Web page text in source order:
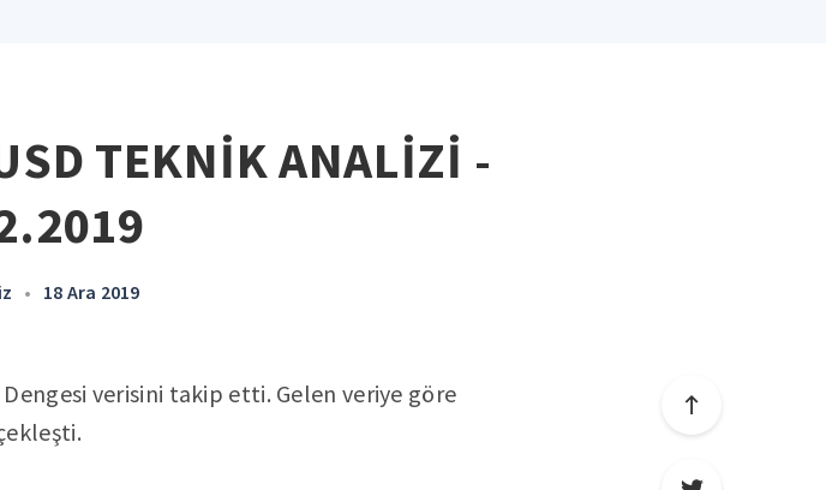
TEKNİK ANALİZİ -
• 18 Ara 2019
verisini takip etti. Gelen veriye göre